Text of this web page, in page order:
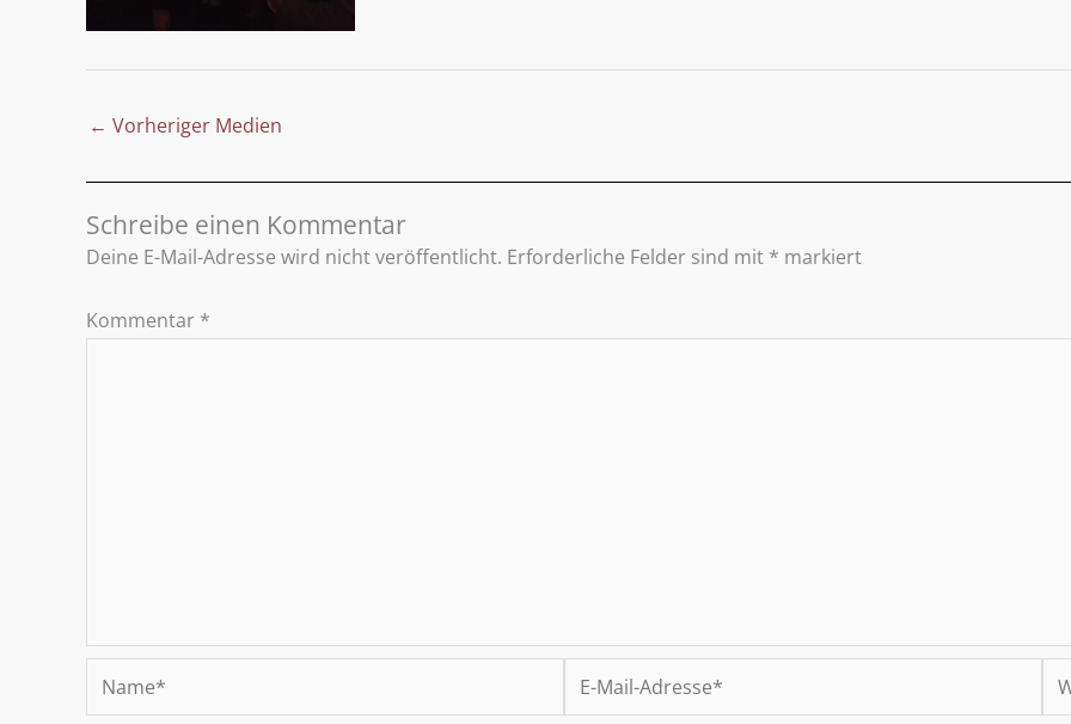
← Vorheriger Medien
Schreibe einen Kommentar
Deine E-Mail-Adresse wird nicht veröffentlicht. Erforderliche Felder sind mit * markiert
Kommentar *
Name*
Mail-